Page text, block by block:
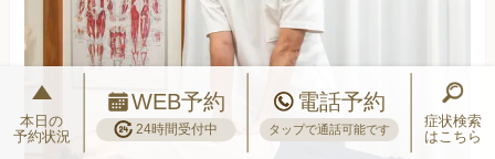
本日の
予約状況
WEB予約
24時間受付中
電話予約
タップで通話可能です
症状検索
はこちら